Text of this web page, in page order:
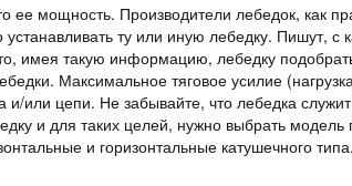
ее мощность. Производители лебедок, как
ту или иную лебедку. Пишут, с
имея такую информацию, лебедку
Максимальное тяговое усилие
и/или цепи. Не забывайте, что лебедка
и для таких целей, нужно выбрать
и горизонтальные катушечного типа.